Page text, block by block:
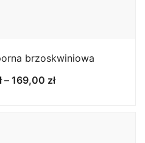
brzoskwiniowa
– 169,00 złZakres